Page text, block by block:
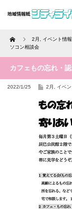
Home 2月 イベント情報
ソコン相談会
カフェもの忘れ・
2022/1/25 2月 イベ